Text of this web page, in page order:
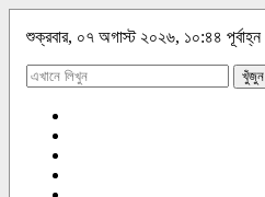
শুক্রবার, ০৭ অগাস্ট ২০২৬, ১০:৪৪ পূর্বাহ্ন
খুঁজুন